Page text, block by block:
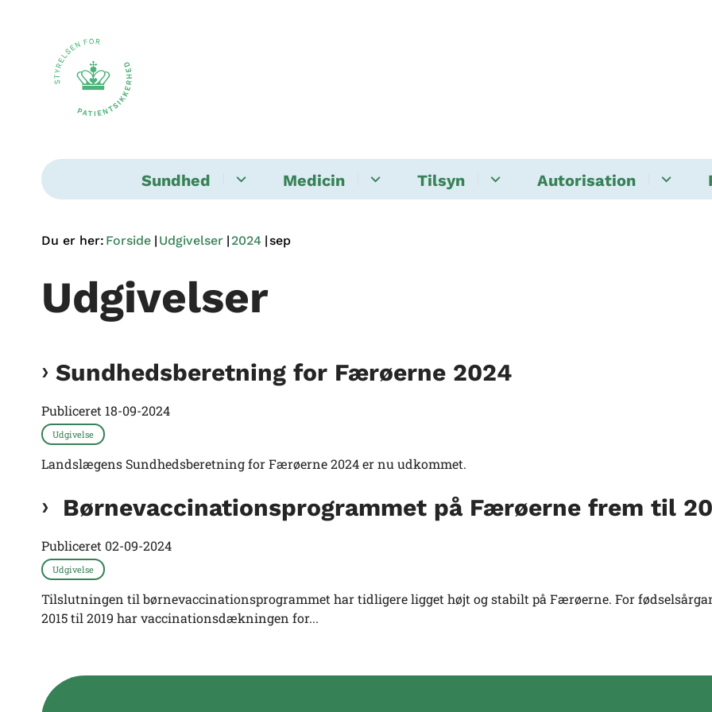
Sundhed Medicin Tilsyn Autorisation
Du er her: Forside Udgivelser 2024 sep
Udgivelser
Sundhedsberetning for Færøerne 2024
Publiceret 18-09-2024
Udgivelse
Landslægens Sundhedsberetning for Færøerne 2024 er nu udkommet.
Børnevaccinationsprogrammet på Færøerne frem til
Publiceret 02-09-2024
Udgivelse
Tilslutningen til børnevaccinationsprogrammet har tidligere ligget højt og stabilt på Færøerne. For
2015 til 2019 har vaccinationsdækningen for...